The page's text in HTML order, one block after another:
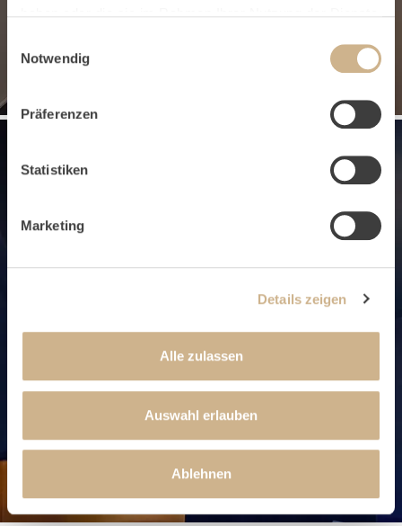
Notwendig
Präferenzen
Statistiken
Marketing
Details zeigen
Alle zulassen
Auswahl erlauben
Ablehnen